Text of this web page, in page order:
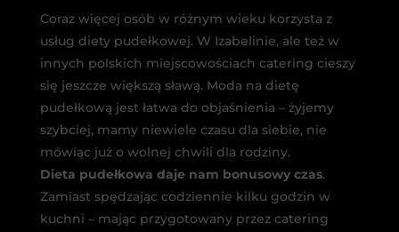
Coraz więcej osób w różnym wieku korzysta z
usług diety pudełkowej. W Izabelinie, ale też w
innych polskich miejscowościach catering cieszy
się jeszcze większą sławą. Moda na dietę
pudełkową jest łatwa do objaśnienia – żyjemy
szybciej, mamy niewiele czasu dla siebie, nie
mówiąc już o wolnej chwili dla rodziny.
Dieta pudełkowa daje nam bonusowy czas.
Zamiast spędzając codziennie kilku godzin w
kuchni – mając przygotowany przez catering